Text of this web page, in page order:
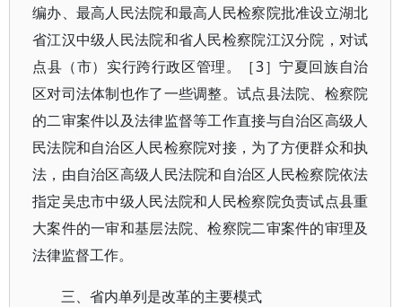
编办、最高人民法院和最高人民检察院批准设立湖北
省江汉中级人民法院和省人民检察院江汉分院，对试
点县（市）实行跨行政区管理。［3］宁夏回族自治
区对司法体制也作了一些调整。试点县法院、检察院
的二审案件以及法律监督等工作直接与自治区高级人
民法院和自治区人民检察院对接，为了方便群众和执
法，由自治区高级人民法院和自治区人民检察院依法
指定吴忠市中级人民法院和人民检察院负责试点县重
大案件的一审和基层法院、检察院二审案件的审理及
法律监督工作。
三、省内单列是改革的主要模式